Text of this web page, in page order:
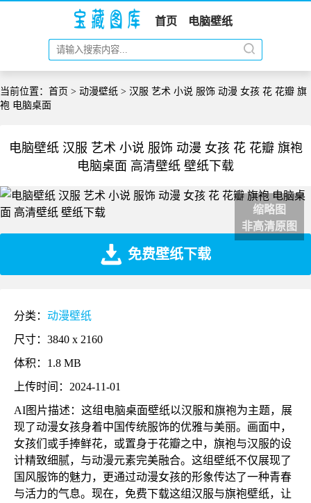
首页 电脑壁纸
当前位置： 首页 > 动漫壁纸 > 汉服 艺术 小说 服饰 动漫 女孩 花 花瓣 旗
袍 电脑桌面
电脑壁纸 汉服 艺术 小说 服饰 动漫 女孩 花 花瓣 旗袍
电脑桌面 高清壁纸 壁纸下载
缩略图
非高清原图
免费壁纸下载
分类： 动漫壁纸
尺寸：3840 x 2160
体积：1.8 MB
上传时间：2024-11-01
AI图片描述：这组电脑桌面壁纸以汉服和旗袍为主题，展
现了动漫女孩身着中国传统服饰的优雅与美丽。画面中，
女孩们或手捧鲜花，或置身于花瓣之中，旗袍与汉服的设
计精致细腻，与动漫元素完美融合。这组壁纸不仅展现了
国风服饰的魅力，更通过动漫女孩的形象传达了一种青春
与活力的气息。现在，免费下载这组汉服与旗袍壁纸，让